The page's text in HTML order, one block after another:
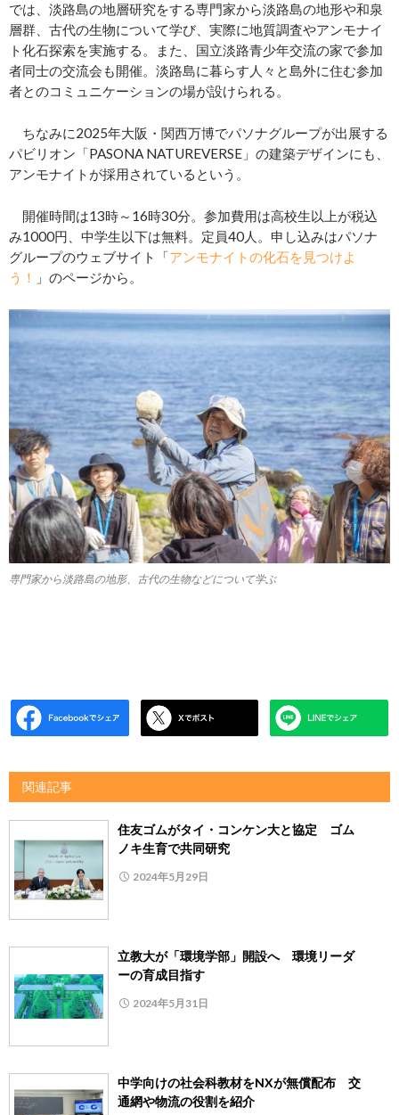
では、淡路島の地層研究をする専門家から淡路島の地形や和泉
層群、古代の生物について学び、実際に地質調査やアンモナイ
ト化石探索を実施する。また、国立淡路青少年交流の家で参加
者同士の交流会も開催。淡路島に暮らす人々と島外に住む参加
者とのコミュニケーションの場が設けられる。
ちなみに2025年大阪・関西万博でパソナグループが出展する
パビリオン「PASONA NATUREVERSE」の建築デザインにも、
アンモナイトが採用されているという。
開催時間は13時～16時30分。参加費用は高校生以上が税込
み1000円、中学生以下は無料。定員40人。申し込みはパソナ
グループのウェブサイト「アンモナイトの化石を見つけよ
う！
」のページから。
専門家から淡路島の地形、古代の生物などについて学ぶ
関連記事
住友ゴムがタイ・コンケン大と協定 ゴム
ノキ生育で共同研究
2024年5月29日
立教大が「環境学部」開設へ 環境リーダ
ーの育成目指す
2024年5月31日
中学向けの社会科教材をNXが無償配布 交
通網や物流の役割を紹介